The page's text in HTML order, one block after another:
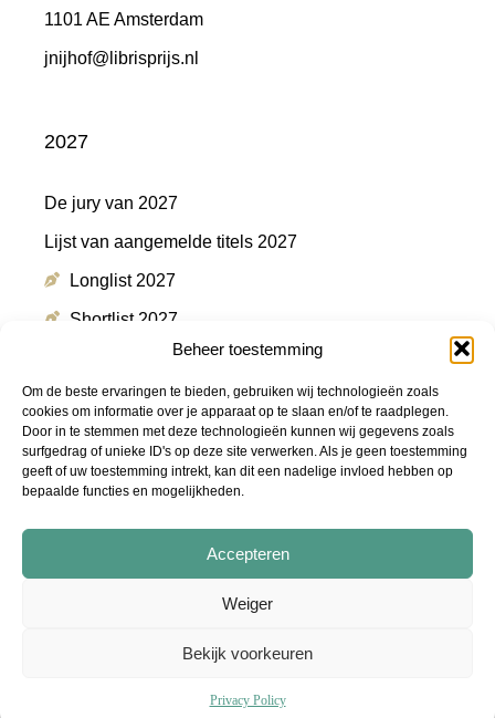
Beheer toestemming
Om de beste ervaringen te bieden, gebruiken wij technologieën zoals
cookies om informatie over je apparaat op te slaan en/of te raadplegen.
Door in te stemmen met deze technologieën kunnen wij gegevens zoals
surfgedrag of unieke ID's op deze site verwerken. Als je geen toestemming
geeft of uw toestemming intrekt, kan dit een nadelige invloed hebben op
bepaalde functies en mogelijkheden.
Accepteren
Weiger
Bekijk voorkeuren
Privacy Policy
1101 AE Amsterdam
jnijhof@librisprijs.nl
2027
De jury van 2027
Lijst van aangemelde titels 2027
Longlist 2027
Shortlist 2027
Winnaar 2027
Meer informatie
Podcast "De Shortlist"
Stichting Libris Literatuur Prijs